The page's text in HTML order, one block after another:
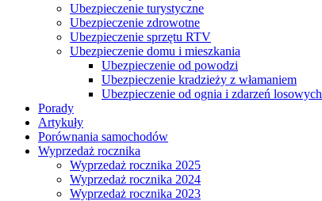
Ubezpieczenie turystyczne
Ubezpieczenie zdrowotne
Ubezpieczenie sprzętu RTV
Ubezpieczenie domu i mieszkania
Ubezpieczenie od powodzi
Ubezpieczenie kradzieży z włamaniem
Ubezpieczenie od ognia i zdarzeń losowych
Porady
Artykuły
Porównania samochodów
Wyprzedaż rocznika
Wyprzedaż rocznika 2025
Wyprzedaż rocznika 2024
Wyprzedaż rocznika 2023